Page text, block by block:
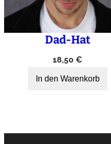
Dad-Hat
18,50€
In den Warenkorb